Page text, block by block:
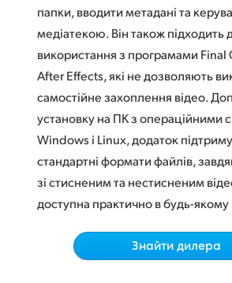
Japan
Korea
Malaysia
Netherlands
New Zealand
Poland
папки, вводити метадані та
медіатекою. Він також підходить
використання з програмами Final
After Effects, які не дозволяють
самостійне захоплення відео.
установку на ПК з операційними
Windows і Linux, додаток
стандартні формати файлів,
зі стисненим та нестисненим
доступна практично в будь-
Знайти дилера